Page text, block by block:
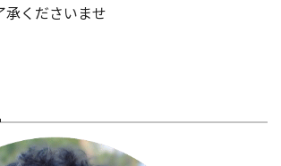
承くださいませ